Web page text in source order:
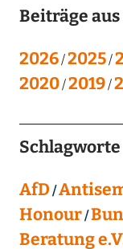
Beiträge
2026 2025
2020 2019
Schlagworte
AfD
Honour
Beratung